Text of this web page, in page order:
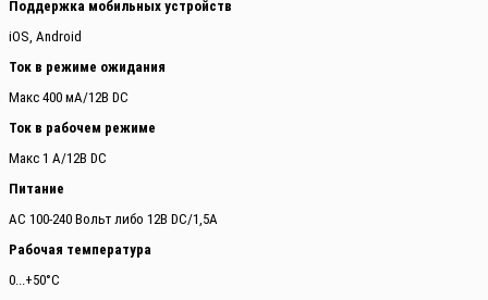
Поддержка мобильных устройств
iOS, Android
Ток в режиме ожидания
Макс 400 мА/12В DC
Ток в рабочем режиме
Макс 1 А/12В DC
Питание
AC 100-240 Вольт либо 12В DC/1,5А
Рабочая температура
0...+50°С